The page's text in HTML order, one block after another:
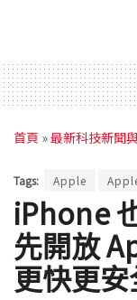
首頁 »最新科技新聞
Tags: Apple
iPhone
先開放
更快更